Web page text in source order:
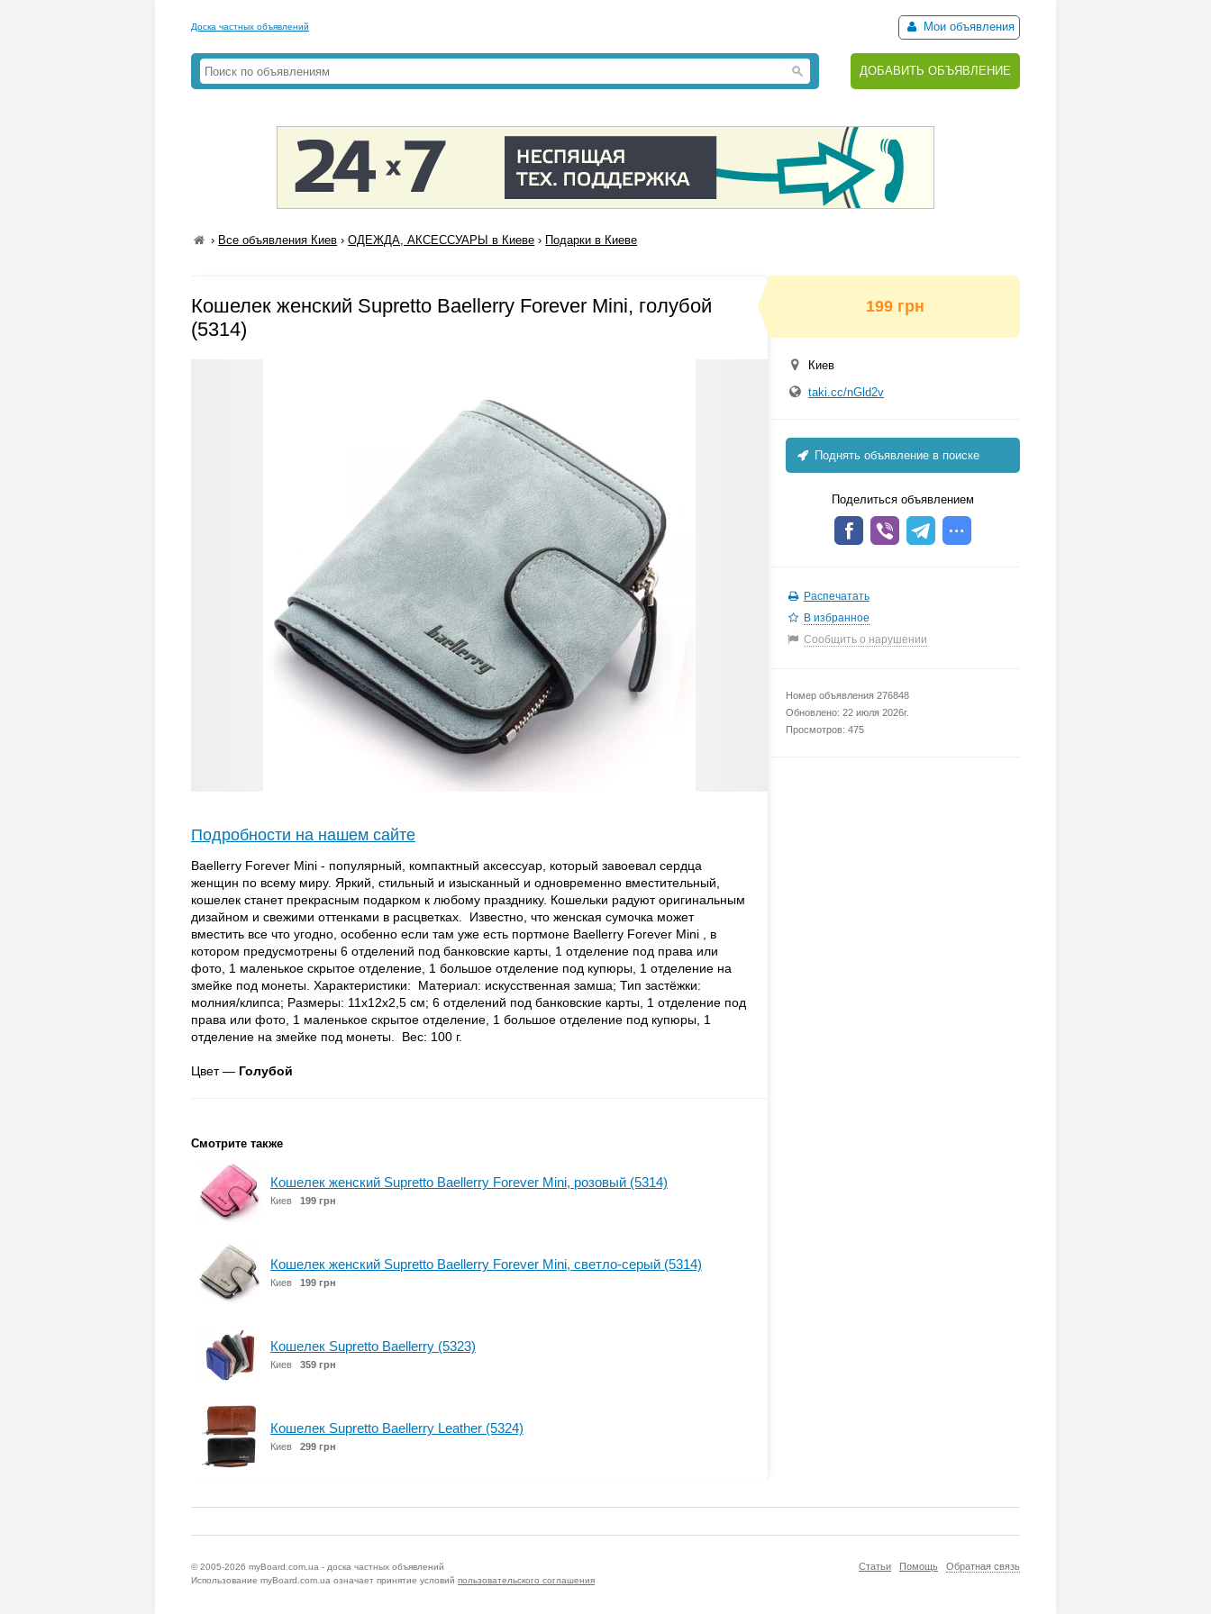
Доска частных объявлений Мои объявления
ДОБАВИТЬ ОБЪЯВЛЕНИЕ
› Все объявления Киев ›ОДЕЖДА, АКСЕССУАРЫ в Киеве › Подарки в Киеве
Кошелек женский Supretto Baellerry Forever Mini, голубой
(5314)
Подробности на нашем сайте
Baellerry Forever Mini - популярный, компактный аксессуар, который завоевал сердца
женщин по всему миру. Яркий, стильный и изысканный и одновременно вместительный,
кошелек станет прекрасным подарком к любому празднику. Кошельки радуют оригинальным
дизайном и свежими оттенками в расцветках. Известно, что женская сумочка может
вместить все что угодно, особенно если там уже есть портмоне Baellerry Forever Mini , в
котором предусмотрены 6 отделений под банковские карты, 1 отделение под права или
фото, 1 маленькое скрытое отделение, 1 большое отделение под купюры, 1 отделение на
змейке под монеты. Характеристики: Материал: искусственная замша; Тип застёжки:
молния/клипса; Размеры: 11х12х2,5 см; 6 отделений под банковские карты, 1 отделение под
права или фото, 1 маленькое скрытое отделение, 1 большое отделение под купюры, 1
отделение на змейке под монеты. Вес: 100 г.
Цвет — Голубой
Смотрите также
Кошелек женский Supretto Baellerry Forever Mini, розовый (5314)
Киев 199 грн
Кошелек женский Supretto Baellerry Forever Mini, светло-серый (5314)
Киев 199 грн
Кошелек Supretto Baellerry (5323)
Киев 359 грн
Кошелек Supretto Baellerry Leather (5324)
Киев 299 грн
199 грн
Киев
taki.cc/nGld2v
Поднять объявление в поиске
Поделиться объявлением
Распечатать
В избранное
Сообщить о нарушении
Номер объявления 276848
Обновлено: 22 июля 2026г.
Просмотров: 475
Статьи Помощь Обратная связь
© 2005-2026 myBoard.com.ua - доска частных объявлений
Использование myBoard.com.ua означает принятие условий пользовательского соглашения